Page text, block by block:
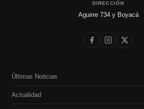
DIRECCIÓN
Aguirre 734 y Boyacá
Últimas Noticias
Actualidad